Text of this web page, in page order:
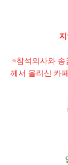
※참석의사와
께서 올리신 카